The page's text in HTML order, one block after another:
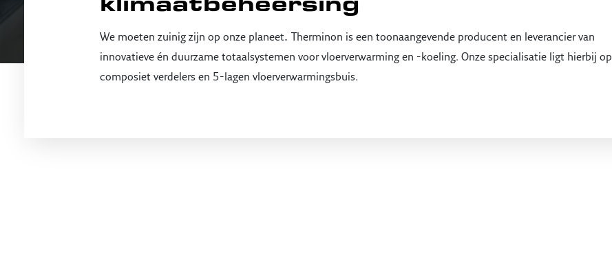
We moeten zuinig zijn op onze planeet.
Therminon is een toonaangevende producent en leverancier van
innovatieve én duurzame totaalsystemen voor vloerverwarming en -koeling. Onze specialisatie ligt hierbij op
composiet verdelers en 5-lagen vloerverwarmingsbuis.